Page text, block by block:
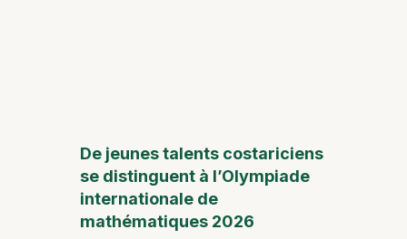
De jeunes talents costariciens
se distinguent à l’Olympiade
internationale de
mathématiques 2026